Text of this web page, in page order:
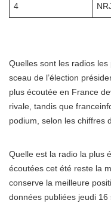
4
Quelles sont les radios
sceau de l’élection
plus écoutée en France
rivale, tandis que
podium, selon les chiffres
Quelle est la radio la plus
écoutées cet été reste la
conserve la meilleure
données publiées jeudi